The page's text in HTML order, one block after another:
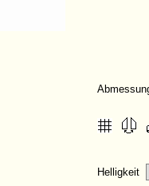
Helligkeit